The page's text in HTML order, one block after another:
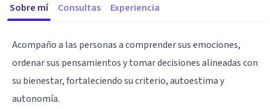
Sobre mí Consultas Experiencia
Acompaño a las personas a comprender sus emociones,
ordenar sus pensamientos y tomar decisiones alineadas con
su bienestar, fortaleciendo su criterio, autoestima y
autonomía.